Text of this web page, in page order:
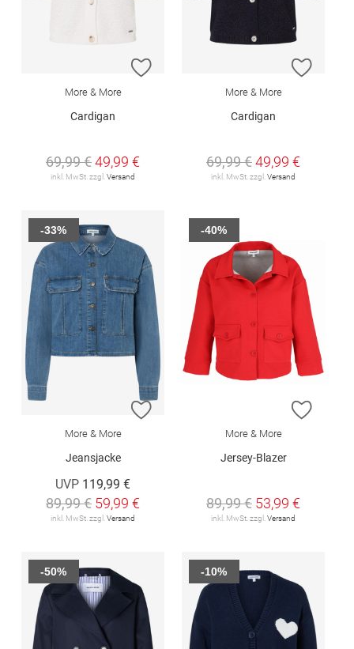
ZUR WUNSCHLISTE HINZUFÜGEN
More & More
Cardigan
69,99 €49,99 €
inkl. MwSt. zzgl. Versand
ZUR
More & More
Cardigan
69,99 €49,99 €
inkl. MwSt. zzgl. Versand
ZUR WUNSCHLISTE HINZUFÜGEN
More & More
Jeansjacke
UVP 119,99 €
89,99 € 59,99 €
inkl. MwSt. zzgl.Versand
-33%
ZUR
More & More
Jersey-Blazer
89,99 € 53,99 €
inkl. MwSt. zzgl.Versand
-40%
-50% -10%